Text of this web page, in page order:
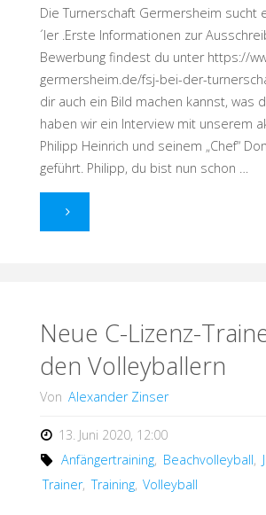
Die Turnerschaft Germersheim sucht
´ler .Erste Informationen zur
Bewerbung findest du unter https://
germersheim.de/fsj-bei-der-
dir auch ein Bild machen kannst, was
haben wir ein Interview mit unserem
Philipp Heinrich und seinem „Chef“
geführt. Philipp, du bist nun schon …
"WE
–
WIR
SUCHEN
DICH!"
Neue C-Lizenz-
den Volleyballern
Von Alexander Zinser
13. Juni 2020, 12:00
Anfängertraining, Beachvolleyball,
Trainer, Training, Volleyball